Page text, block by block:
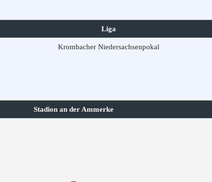
Liga
Krombacher Niedersachsenpokal
Stadion an der Ammerke